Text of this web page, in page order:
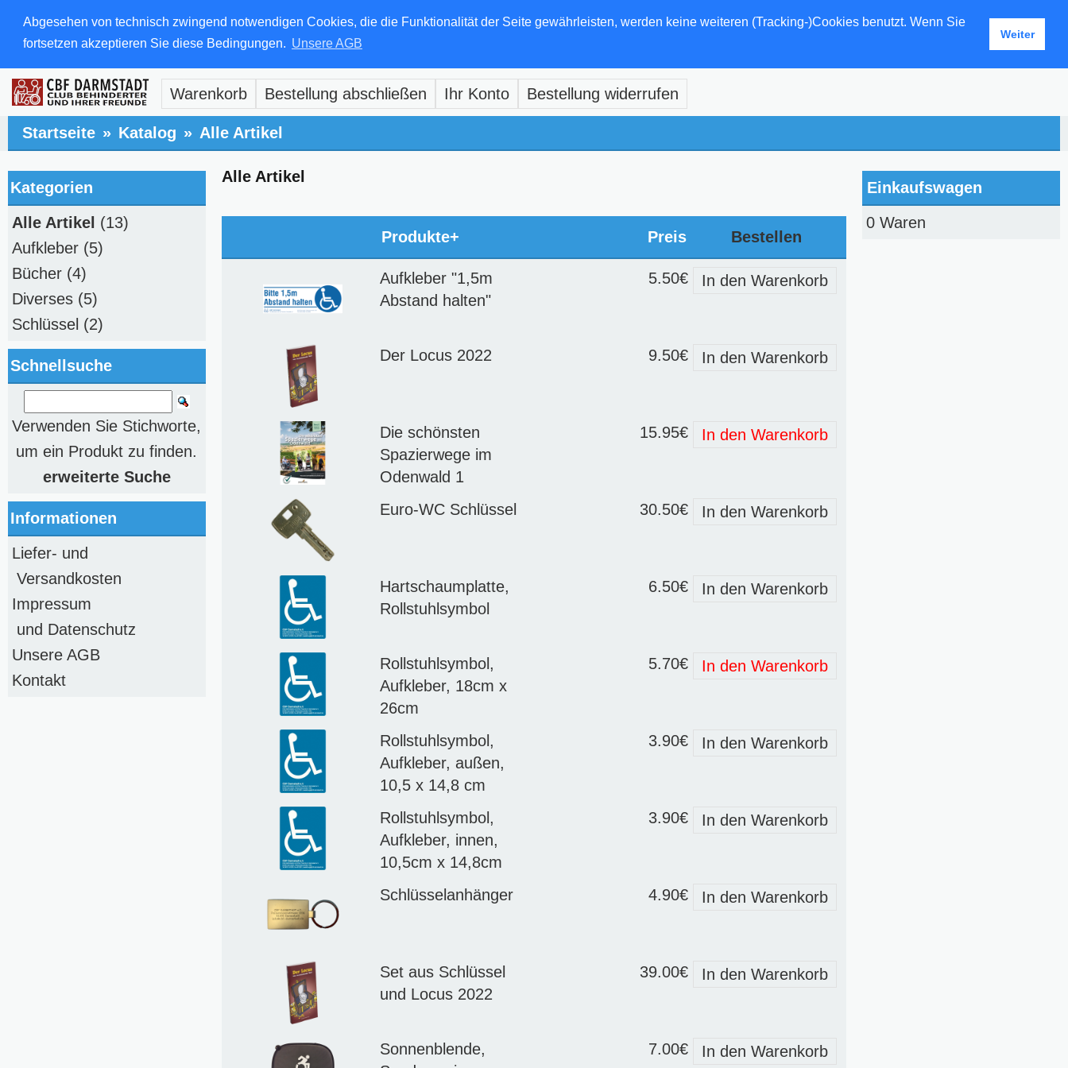
Abgesehen von technisch zwingend notwendigen Cookies, die die Funktionalität der Seite gewährleisten, werden keine weiteren (Tracking-)Cookies benutzt. Wenn Sie
fortsetzen akzeptieren Sie diese Bedingungen. Unsere AGB
Weiter
Warenkorb Bestellung abschließen Ihr Konto Bestellung widerrufen
Startseite » Katalog » Alle Artikel
Alle Artikel
Produkte+ Preis Bestellen
Aufkleber "1,5m
Abstand halten"
5.50€ In den Warenkorb
Der Locus 2022 9.50€ In den Warenkorb
Die schönsten
Spazierwege im
Odenwald 1
15.95€ In den Warenkorb
Euro-WC Schlüssel 30.50€ In den Warenkorb
Hartschaumplatte,
Rollstuhlsymbol
6.50€ In den Warenkorb
Rollstuhlsymbol,
Aufkleber, 18cm x
26cm
5.70€ In den Warenkorb
Rollstuhlsymbol,
Aufkleber, außen,
10,5 x 14,8 cm
3.90€ In den Warenkorb
Rollstuhlsymbol,
Aufkleber, innen,
10,5cm x 14,8cm
3.90€ In den Warenkorb
Schlüsselanhänger 4.90€ In den Warenkorb
Set aus Schlüssel
und Locus 2022
39.00€ In den Warenkorb
Sonnenblende,
7.00€ In den Warenkorb
Kategorien
Alle Artikel (13)
Aufkleber (5)
Bücher (4)
Diverses (5)
Schlüssel (2)
Schnellsuche
Verwenden Sie Stichworte,
um ein Produkt zu finden.
erweiterte Suche
Informationen
Liefer- und
Versandkosten
Impressum
und Datenschutz
Unsere AGB
Kontakt
Einkaufswagen
0 Waren